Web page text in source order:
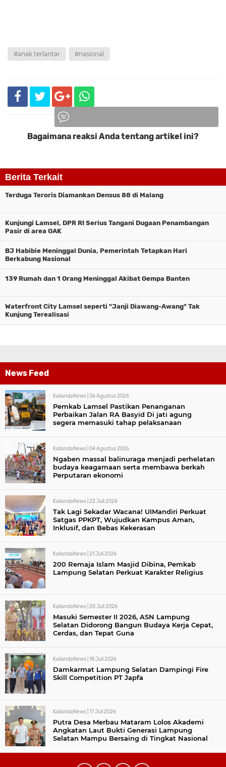
#anak terlantar #nasional
Komentar
Bagaimana reaksi Anda tentang artikel ini?
Berita Terkait
Terduga Teroris Diamankan Densus 88 di Malang
Kunjungi Lamsel, DPR RI Serius Tangani Dugaan Penambangan
Pasir di area GAK
BJ Habibie Meninggal Dunia, Pemerintah Tetapkan Hari
Berkabung Nasional
139 Rumah dan 1 Orang Meninggal Akibat Gempa Banten
Waterfront City Lamsel seperti "Janji Diawang-Awang" Tak
Kunjung Terealisasi
News Feed
KaliandaNews | 06 Agustus 2026
Pemkab Lamsel Pastikan Penanganan
Perbaikan Jalan RA Basyid Di jati agung
segera memasuki tahap pelaksanaan
KaliandaNews | 04 Agustus 2026
Ngaben massal balinuraga menjadi perhelatan
budaya keagamaan serta membawa berkah
Perputaran ekonomi
KaliandaNews | 22 Juli 2026
Tak Lagi Sekadar Wacana! UIMandiri Perkuat
Satgas PPKPT, Wujudkan Kampus Aman,
Inklusif, dan Bebas Kekerasan
KaliandaNews | 21 Juli 2026
200 Remaja Islam Masjid Dibina, Pemkab
Lampung Selatan Perkuat Karakter Religius
KaliandaNews | 20 Juli 2026
Masuki Semester II 2026, ASN Lampung
Selatan Didorong Bangun Budaya Kerja Cepat,
Cerdas, dan Tepat Guna
KaliandaNews | 18 Juli 2026
Damkarmat Lampung Selatan Dampingi Fire
Skill Competition PT Japfa
KaliandaNews | 17 Juli 2026
Putra Desa Merbau Mataram Lolos Akademi
Angkatan Laut Bukti Generasi Lampung
Selatan Mampu Bersaing di Tingkat Nasional